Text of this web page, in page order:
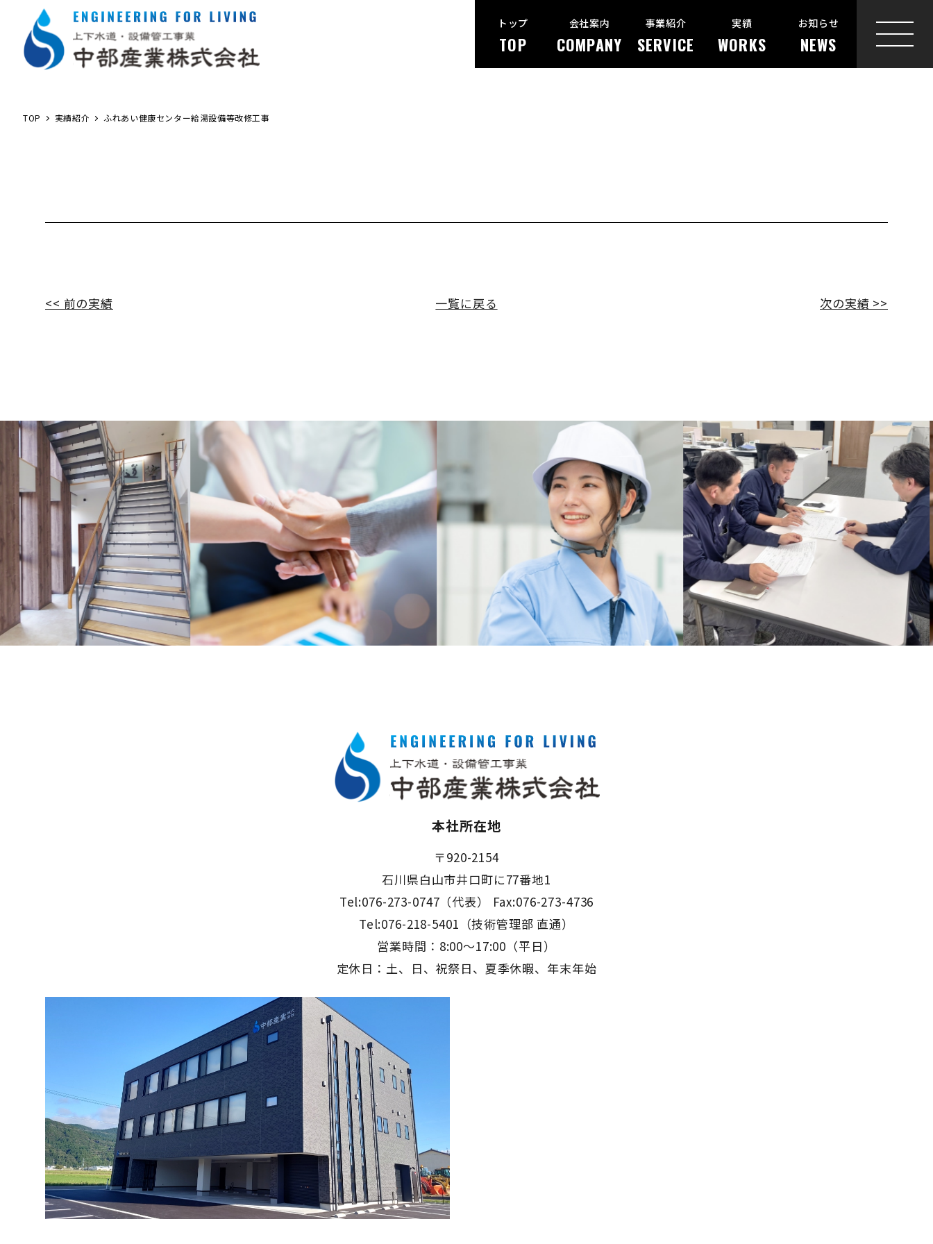
トップ
TOP
会社案内
COMPANY
事業紹介
SERVICE
実績
WORKS
お知らせ
NEWS MENU
TOP 実績紹介 ふれあい健康センター給湯設備等改修工事
<< 前の実績 一覧に戻る 次の実績 >>
本社所在地
〒920-2154
石川県白山市井口町に77番地1
Tel:076-273-0747（代表） Fax:076-273-4736
Tel:076-218-5401（技術管理部 直通）
営業時間：8:00～17:00（平日）
定休日：土、日、祝祭日、夏季休暇、年末年始